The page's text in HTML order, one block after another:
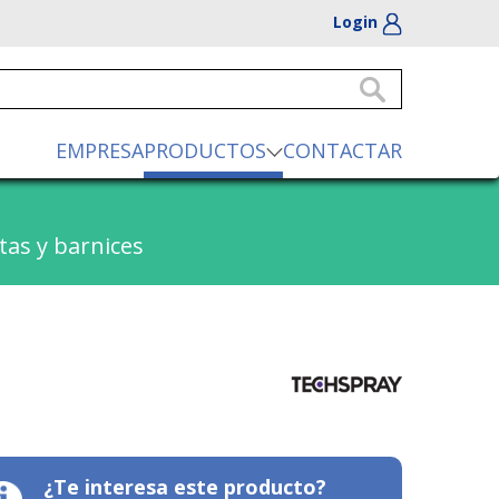
Login
EMPRESAPRODUCTOS CONTACTAR
y barnices
¿Te interesa este producto?